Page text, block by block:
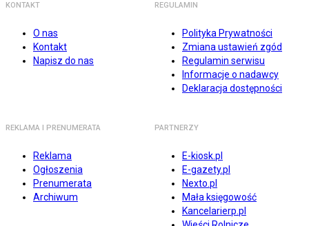
KONTAKT
O nas
Kontakt
Napisz do nas
REGULAMIN
Polityka Prywatności
Zmiana ustawień zgód
Regulamin serwisu
Informacje o nadawcy
Deklaracja dostępności
REKLAMA I PRENUMERATA
Reklama
Ogłoszenia
Prenumerata
Archiwum
PARTNERZY
E-kiosk.pl
E-gazety.pl
Nexto.pl
Mała księgowość
Kancelarierp.pl